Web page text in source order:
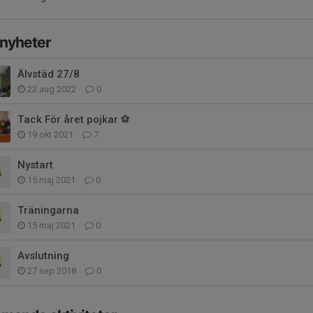
Älvstäd 27/8
22 aug 2022 0
Tack För året pojkar ⚽️
19 okt 2021 7
Nystart
15 maj 2021 0
Träningarna
15 maj 2021 0
Avslutning
27 sep 2018 0